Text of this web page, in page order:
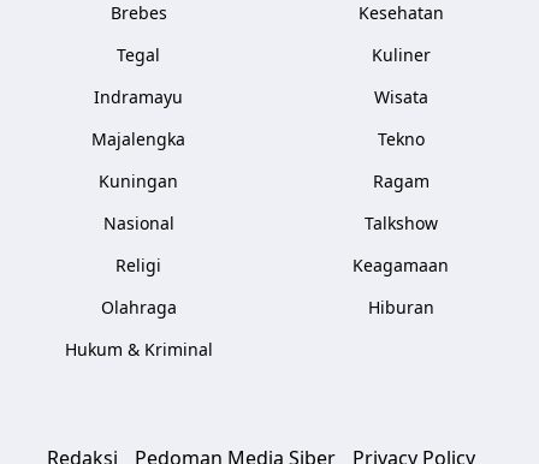
Brebes
Tegal
Indramayu
Majalengka
Kuningan
Nasional
Religi
Olahraga
Hukum & Kriminal
Kesehatan
Kuliner
Wisata
Tekno
Ragam
Talkshow
Keagamaan
Hiburan
Redaksi Pedoman Media Siber Privacy Policy